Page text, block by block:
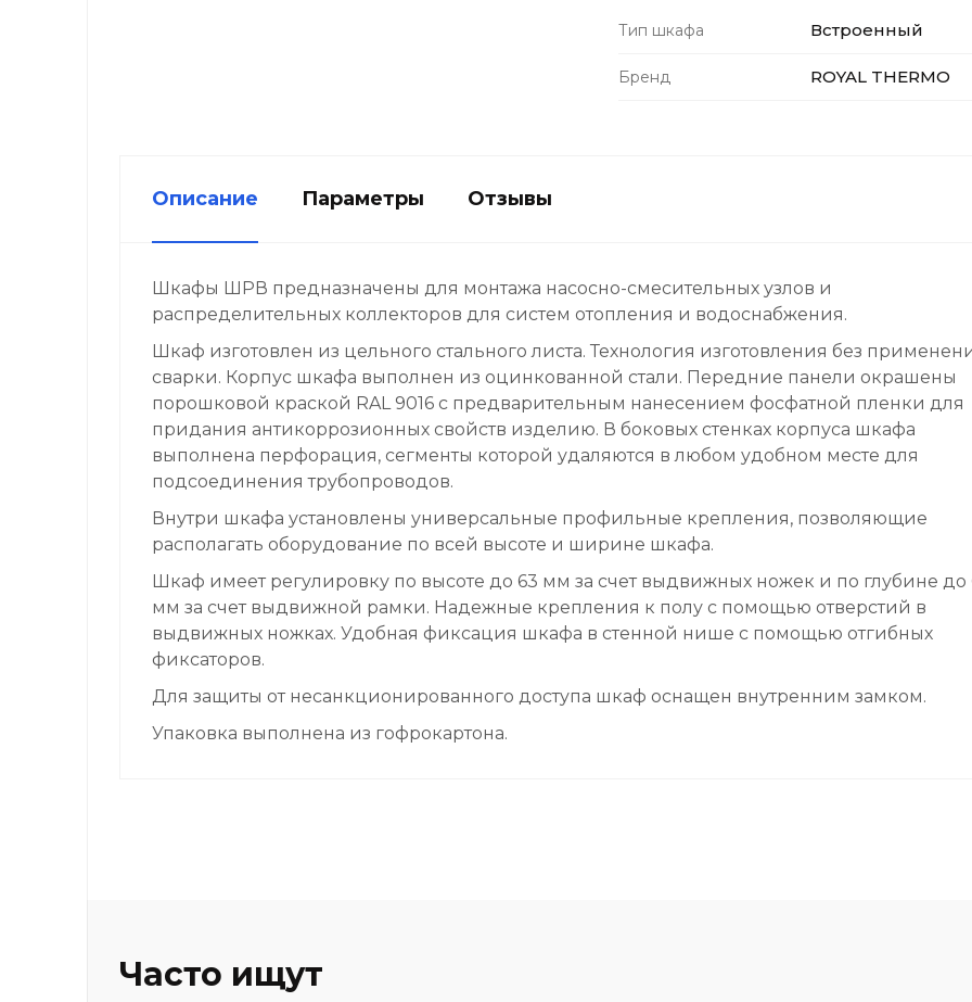
Тип шкафа Встроенный
Бренд ROYAL THERMO
Описание Параметры Отзывы
Шкафы ШРВ предназначены для монтажа насосно-смесительных узлов и
распределительных коллекторов для систем отопления и водоснабжения.
Шкаф изготовлен из цельного стального листа. Технология изготовления без
сварки. Корпус шкафа выполнен из оцинкованной стали. Передние панели окрашены
порошковой краской RAL 9016 с предварительным нанесением фосфатной пленки для
придания антикоррозионных свойств изделию. В боковых стенках корпуса шкафа
выполнена перфорация, сегменты которой удаляются в любом удобном месте для
подсоединения трубопроводов.
Внутри шкафа установлены универсальные профильные крепления, позволяющие
располагать оборудование по всей высоте и ширине шкафа.
Шкаф имеет регулировку по высоте до 63 мм за счет выдвижных ножек и по глубине до
мм за счет выдвижной рамки. Надежные крепления к полу с помощью отверстий в
выдвижных ножках. Удобная фиксация шкафа в стенной нише с помощью отгибных
фиксаторов.
Для защиты от несанкционированного доступа шкаф оснащен внутренним замком.
Упаковка выполнена из гофрокартона.
Часто ищут